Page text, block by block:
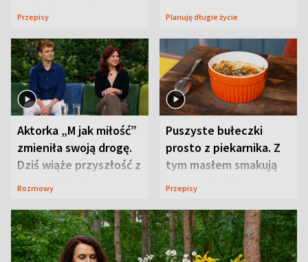
wyjątkowo wilgotne
Przepisy
wizyt
Planuję długie życie
Aktorka „M jak miłość”
zmieniła swoją drogę.
Dziś wiąże przyszłość z
neurobiologią
Rozmowy
Puszyste bułeczki
prosto z piekarnika. Z
tym masłem smakują
jeszcze lepiej
Przepisy